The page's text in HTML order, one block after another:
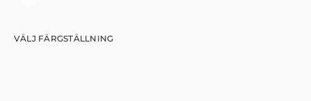
VÄLJ FÄRGSTÄLLNING